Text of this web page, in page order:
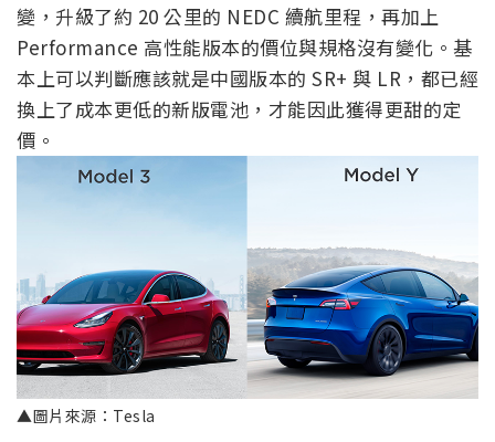
變，升級了約 20 公里的 NEDC 續航里程，再加上
Performance 高性能版本的價位與規格沒有變化。基
本上可以判斷應該就是中國版本的 SR+ 與 LR，都已經
換上了成本更低的新版電池，才能因此獲得更甜的定
價。
▲圖片來源：Tesla